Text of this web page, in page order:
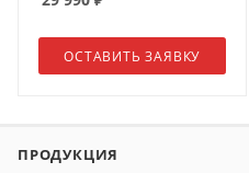
ОСТАВИТЬ ЗАЯВКУ
ПРОДУКЦИЯ